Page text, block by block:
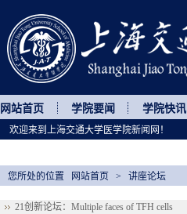
网站首页 学院要闻 学院快讯
21创新论坛：Multiple faces of TFH cells
您所处的位置 网站首页 > 讲座论坛
欢迎来到上海交通大学医学院新闻网！